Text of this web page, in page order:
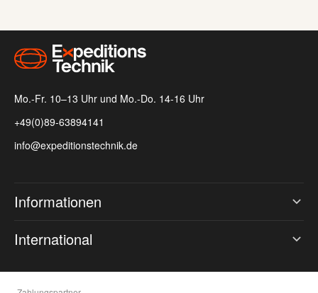
Mo.-Fr. 10–13 Uhr und Mo.-Do. 14-16 Uhr
+49(0)89-63894141
info@expeditionstechnik.de
Informationen
International